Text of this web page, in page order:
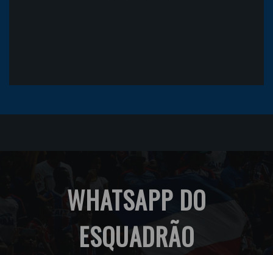
WHATSAPP DO
ESQUADRÃO